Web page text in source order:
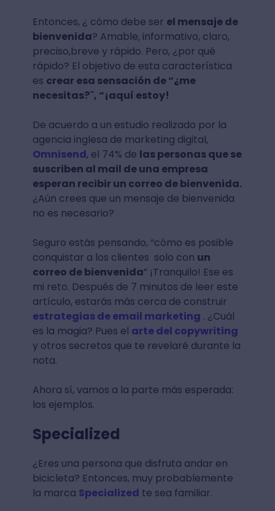
Entonces, ¿ cómo debe ser el mensaje de
bienvenida? Amable, informativo, claro,
preciso,breve y rápido. Pero, ¿por qué
rápido? El objetivo de esta característica
es crear esa sensación de “¿me
necesitas?¨, “¡aquí estoy!
De acuerdo a un estudio realizado por la
agencia inglesa de marketing digital,
Omnisend, el 74% de las personas que se
suscriben al mail de una empresa
esperan recibir un correo de bienvenida.
¿Aún crees que un mensaje de bienvenida
no es necesario?
Seguro estás pensando, “cómo es posible
conquistar a los clientes solo con un
correo de bienvenida” ¡Tranquilo! Ese es
mi reto. Después de 7 minutos de leer este
artículo, estarás más cerca de construir
estrategias de email marketing . ¿Cuál
es la magia? Pues el arte del copywriting
y otros secretos que te revelaré durante la
nota.
Ahora sí, vamos a la parte más esperada:
los ejemplos.
Specialized
¿Eres una persona que disfruta andar en
bicicleta? Entonces, muy probablemente
la marca Specialized te sea familiar.